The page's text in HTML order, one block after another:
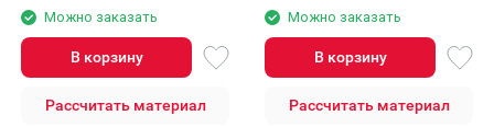
Можно заказать
В корзину
Рассчитать материал
Можно заказать
В корзину
Рассчитать материал